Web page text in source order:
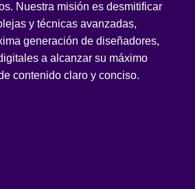
Nuestra misión es desmitificar
y técnicas avanzadas,
generación de diseñadores,
a alcanzar su máximo
contenido claro y conciso.